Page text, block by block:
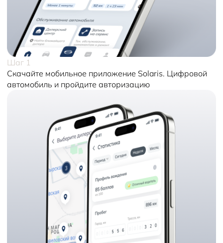
Шаг 1
Скачайте мобильное приложение Solaris. Цифровой
автомобиль и пройдите авторизацию